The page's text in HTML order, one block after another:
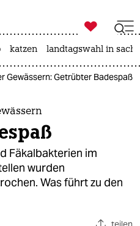
ich

taz zahl ich
katzen landtagswahl in
Gewässern: Getrübter Badespaß
Fäkalbakterien im
wurden
Was führt zu den